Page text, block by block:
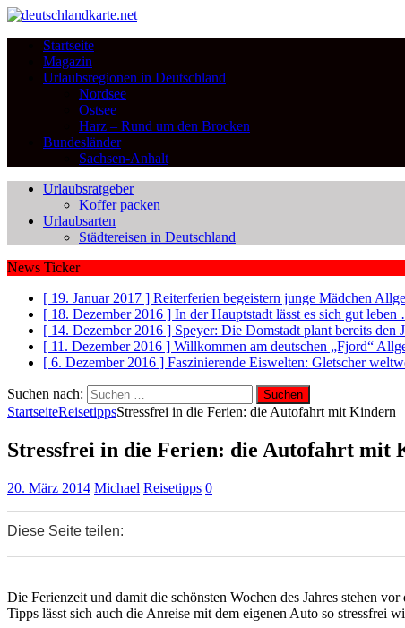
Startseite
Magazin
Urlaubsregionen in Deutschland
Nordsee
Ostsee
Harz – Rund um den Brocken
Bundesländer
Sachsen-Anhalt
Urlaubsratgeber
Koffer packen
Urlaubsarten
Städtereisen in Deutschland
News Ticker
[ 19. Januar 2017 ] Reiterferien begeistern junge Mädchen
[ 18. Dezember 2016 ] In der Hauptstadt lässt es sich gut
[ 14. Dezember 2016 ] Speyer: Die Domstadt plant bereits den
[ 11. Dezember 2016 ] Willkommen am deutschen „Fjord“
[ 6. Dezember 2016 ] Faszinierende Eiswelten: Gletscher
Suchen nach:
StartseiteReisetippsStressfrei in die Ferien: die Autofahrt mit Kindern
Stressfrei in die Ferien: die Autofahrt mit
20. März 2014 Michael Reisetipps 0
Diese Seite teilen:
Die Ferienzeit und damit die schönsten Wochen des Jahres stehen
Tipps lässt sich auch die Anreise mit dem eigenen Auto so stressfrei